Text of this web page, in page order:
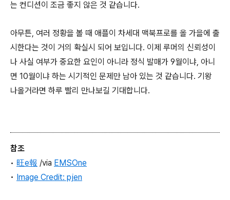
는 컨디션이 조금 좋지 않은 것 같습니다.
아무튼, 여러 정황을 볼 때 애플이 차세대 맥북프로를 올 가을에 출
시한다는 것이 거의 확실시 되어 보입니다. 이제 루머의 신뢰성이
나 사실 여부가 중요한 요인이 아니라 정식 발매가 9월이냐, 아니
면 10월이냐 하는 시기적인 문제만 남아 있는 것 같습니다. 기왕
나올거라면 하루 빨리 만나보길 기대합니다.
참조
• 旺e報 /via EMSOne
• Image Credit: pjen